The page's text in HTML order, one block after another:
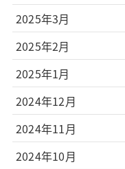
2025年3月
2025年2月
2025年1月
2024年12月
2024年11月
2024年10月